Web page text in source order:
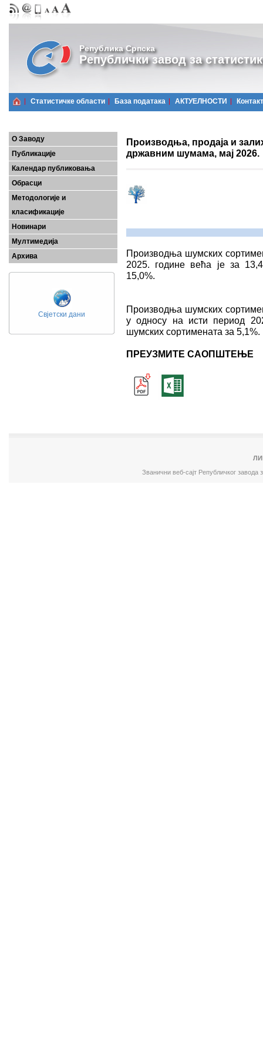
Република Српска
Републички завод за
Статистичке области Базa података АКТУЕЛНОСТИ Контакт
О Заводу
Публикације
Календар публиковања
Обрасци
Методологије и
класификације
Новинари
Мултимедија
Архива
Свјетски дани
Производња, продаја и
државним шумама, мај 2026.
Производња шумских
2025. године већа је за
15,0%.
Производња шумских
у односу на исти период
шумских сортимената за 5,1%.
ПРЕУЗМИТЕ САОПШТЕЊЕ
Званични веб-сајт Републичког